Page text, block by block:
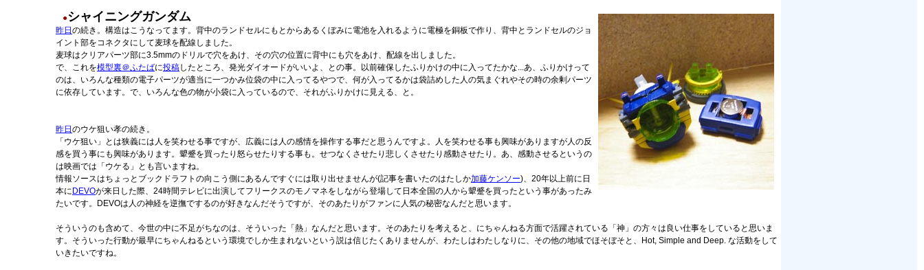
●シャイニングガンダム
昨日 の続き。構造はこうなってます。背中のランドセルにもとからあるくぼみに電池を入れるように電極を銅板で作り、背中とランドセルのジョ
イント部をコネクタにして麦球を配線しました。
麦球はクリアパーツ部に3.5mmのドリルで穴をあけ、その穴の位置に背中にも穴をあけ、配線を出しました。
で、これを模型裏＠ふたばに投稿したところ、発光ダイオードがいいよ、との事。以前確保したふりかけの中に入ってたかな...あ、ふりかけって
のは、いろんな種類の電子パーツが適当に一つかみ位袋の中に入ってるやつで、何が入ってるかは袋詰めした人の気まぐれやその時の余剰パーツ
に依存しています。で、いろんな色の物が小袋に入っているので、それがふりかけに見える、と。
昨日 のウケ狙い孝の続き。
「ウケ狙い」とは狭義には人を笑わせる事ですが、広義には人の感情を操作する事だと思うんですよ。人を笑わせる事も興味がありますが人の反
感を買う事にも興味があります。顰蹙を買ったり怒らせたりする事も。せつなくさせたり悲しくさせたり感動させたり。あ、感動させるというの
は映画では「ウケる」とも言いますね。
情報ソースはちょっとブックドラフトの向こう側にあるんですぐには取り出せませんが(記事を書いたのはたしか加藤ケンソー)、20年以上前に日
本に DEVOが来日した際、24時間テレビに出演してフリークスのモノマネをしながら登場して日本全国の人から顰蹙を買ったという事があったみ
たいです。DEVOは人の神経を逆撫でするのが好きなんだそうですが、そのあたりがファンに人気の秘密なんだと思います。
そういうのも含めて、今世の中に不足がちなのは、そういった「熱」なんだと思います。そのあたりを考えると、にちゃんねる方面で活躍されている「神」の方々は良い仕事をしていると思いま
す。そういった行動が最早にちゃんねるという環境でしか生まれないという説は信じたくありませんが、わたしはわたしなりに、その他の地域でほそぼそと、Hot, Simple and Deep. な活動をして
いきたいですね。